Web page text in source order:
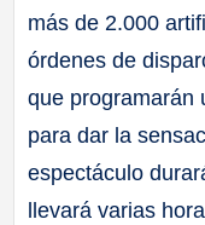
más de 2.000
órdenes de
que programarán
para dar la
espectáculo
llevará varias